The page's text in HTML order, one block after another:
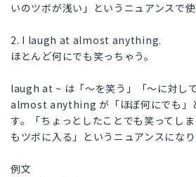
いのツボが浅い」というニュアンスで使
2. I laugh at almost anything.
ほとんど何にでも笑っちゃう。
laugh at ~ は「〜を笑う」「〜に対し
almost anything が「ほぼ何にでも」
す。「ちょっとしたことでも笑ってし
もツボに入る」というニュアンスになり
例文